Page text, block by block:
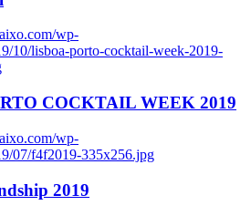
wp-
10/lisboa-porto-cocktail-week-2019-
COCKTAIL WEEK 2019
wp-
07/f4f2019-335x256.jpg
2019